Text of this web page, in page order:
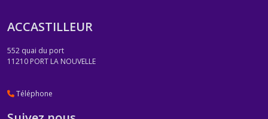
ACCASTILLEUR
552 quai du port
11210 PORT LA NOUVELLE
Téléphone